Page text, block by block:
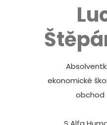
ekonomické
obchod